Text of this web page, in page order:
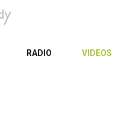
RADIO VIDEOS